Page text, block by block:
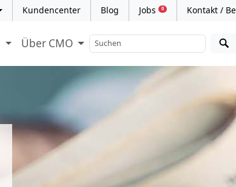
Kundencenter Blog Jobs 0 Kontakt /
Über CMO